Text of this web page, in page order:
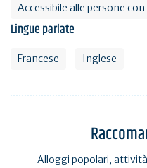
Accessibile alle persone
Lingue parlate
Francese Inglese
Alloggi popolari,